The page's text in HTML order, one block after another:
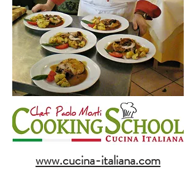
www.cucina-italiana.com